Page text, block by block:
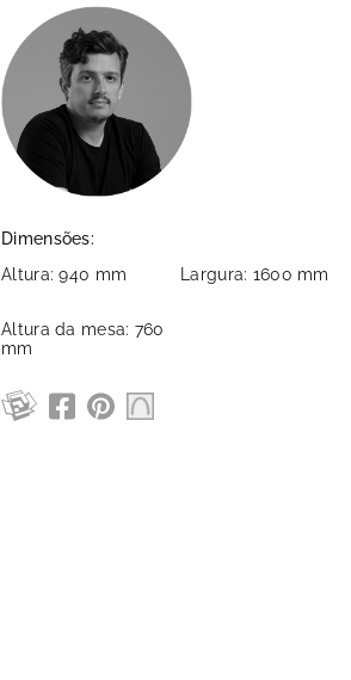
Dimensões:
Altura: 940 mm
Largura: 1600 mm
Altura da mesa: 760
mm